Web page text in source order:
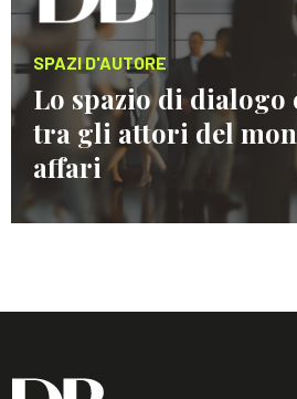
SPAZI D'AUTORE
Lo spazio di dialogo
tra gli attori del
affari